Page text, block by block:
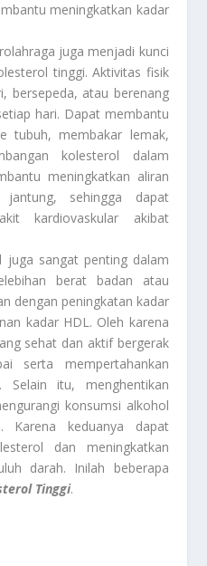
meningkatkan kadar
juga menjadi kunci
tinggi. Aktivitas fisik
bersepeda, atau berenang
hari. Dapat membantu
tubuh, membakar lemak,
kolesterol dalam
meningkatkan aliran
sehingga dapat
kardiovaskular akibat
juga sangat penting dalam
berat badan atau
dengan peningkatan kadar
kadar HDL. Oleh karena
sehat dan aktif bergerak
serta mempertahankan
itu, menghentikan
konsumsi alkohol
Karena keduanya dapat
dan meningkatkan
darah. Inilah beberapa
Tinggi.